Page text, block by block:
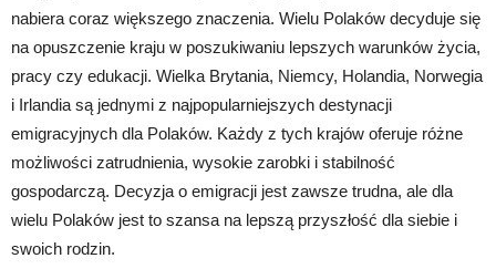
nabiera coraz większego znaczenia. Wielu Polaków decyduje się
na opuszczenie kraju w poszukiwaniu lepszych warunków życia,
pracy czy edukacji. Wielka Brytania, Niemcy, Holandia, Norwegia
i Irlandia są jednymi z najpopularniejszych destynacji
emigracyjnych dla Polaków. Każdy z tych krajów oferuje różne
możliwości zatrudnienia, wysokie zarobki i stabilność
gospodarczą. Decyzja o emigracji jest zawsze trudna, ale dla
wielu Polaków jest to szansa na lepszą przyszłość dla siebie i
swoich rodzin.